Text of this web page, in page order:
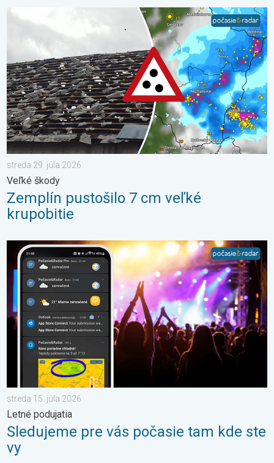
Zemplín pustošilo 7 cm veľké krupobitie. Veľké škody. . .
streda 29. júla 2026
Veľké škody
Zemplín pustošilo 7 cm veľké
krupobitie
Sledujeme pre vás počasie tam kde ste vy. Letné podujatia. .
streda 15. júla 2026
Letné podujatia
Sledujeme pre vás počasie tam kde ste
vy